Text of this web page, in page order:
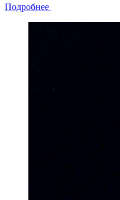
Подробнее